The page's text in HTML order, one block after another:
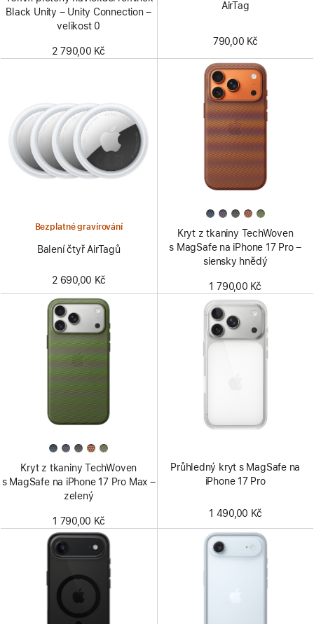
Black Unity – Unity Connection –
velikost 0
2 790,00 Kč
AirTag
790,00 Kč
Bezplatné gravírování
Balení čtyř AirTagů
2 690,00 Kč
Kryt z tkaniny TechWoven
s MagSafe na iPhone 17 Pro –
siensky hnědý
1 790,00 Kč
Kryt z tkaniny TechWoven
s MagSafe na iPhone 17 Pro Max –
zelený
1 790,00 Kč
Průhledný kryt s MagSafe na
iPhone 17 Pro
1 490,00 Kč